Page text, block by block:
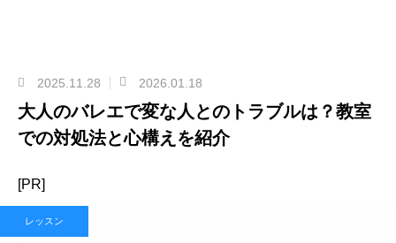
2025.11.28 2026.01.18
大人のバレエで変な人とのトラブルは？教室
での対処法と心構えを紹介
[PR]
レッスン